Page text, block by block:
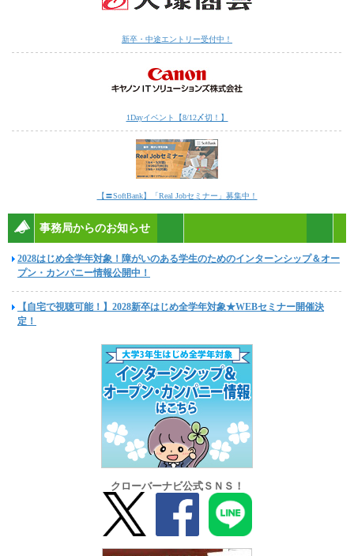
新卒・中途エントリー受付中！
1Dayイベント【8/12〆切！】
【〓SoftBank】「Real Jobセミナー」募集中！
事務局からのお知らせ
2028はじめ全学年対象！障がいのある学生のためのインターンシップ＆オー
プン・カンパニー情報公開中！
【自宅で視聴可能！】2028新卒はじめ全学年対象★WEBセミナー開催決
定！
クローバーナビ公式ＳＮＳ！